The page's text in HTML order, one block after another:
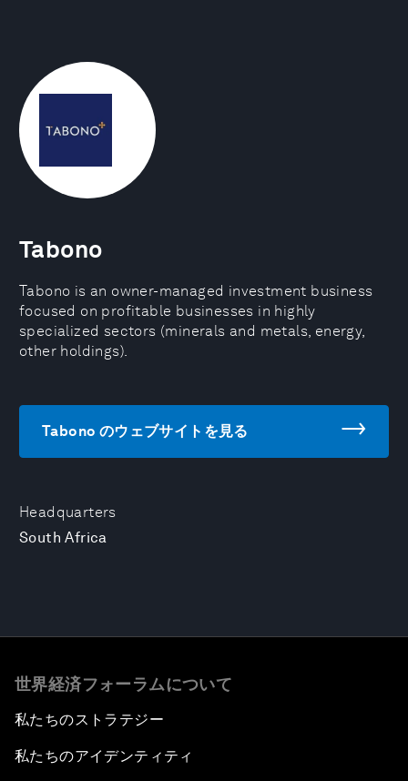
Headquarters
South Africa
Tabono
Tabono is an owner-managed investment business
focused on profitable businesses in highly
specialized sectors (minerals and metals, energy,
other holdings).
Tabono のウェブサイトを見る
世界経済フォーラムについて
私たちのストラテジー
私たちのアイデンティティ